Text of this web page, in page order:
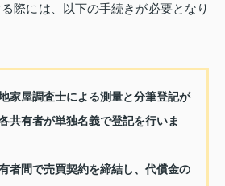
際には、以下の手続きが必要となり
家屋調査士による測量と分筆登記が
共有者が単独名義で登記を行いま
者間で売買契約を締結し、代償金の